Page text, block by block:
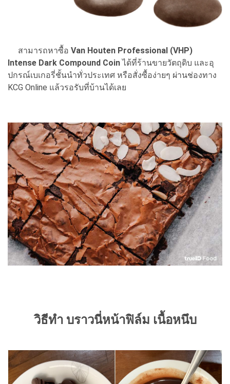
สามารถหาซื้อ Van Houten Professional (VHP)
Intense Dark Compound Coinได้ที่ร้านขายวัตถุดิบ และอุ
ปกรณ์เบเกอรี่ชั้นนำทั่วประเทศ หรือสั่งซื้อง่ายๆ ผ่านช่องทาง
KCG Online แล้วรอรับที่บ้านได้เลย
วิธีทำ บราวนี่หน้าฟิล์ม เนื้อหนึบ